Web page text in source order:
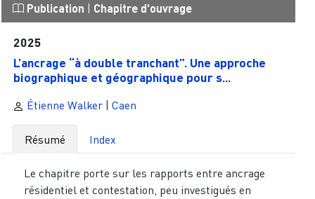
Publication | Chapitre d'ouvrage
2025
L’ancrage “à double tranchant”. Une approche
biographique et géographique pour s...
Étienne Walker| Caen
Résumé Index
Le chapitre porte sur les rapports entre ancrage
résidentiel et contestation, peu investigués en